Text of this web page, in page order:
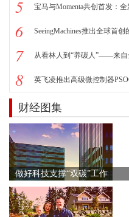
5 宝马与Momenta共创首发：
6 SeeingMachines推出全球首创
7 从看林人到“养碳人”——来自
8 英飞凌推出高级微控制器
财经图集
做好科技支撑“双碳”工作